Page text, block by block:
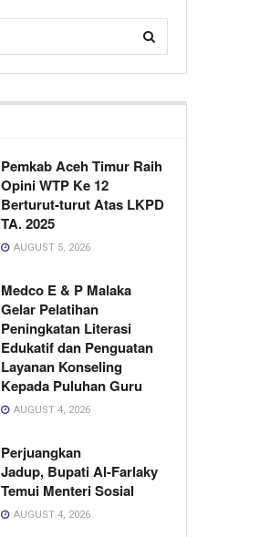
Pemkab Aceh Timur Raih
Opini WTP Ke 12
Berturut-turut Atas LKPD
TA. 2025
AUGUST 5, 2026
Medco E & P Malaka
Gelar Pelatihan
Peningkatan Literasi
Edukatif dan Penguatan
Layanan Konseling
Kepada Puluhan Guru
AUGUST 4, 2026
Perjuangkan
Jadup, Bupati Al-Farlaky
Temui Menteri Sosial
AUGUST 4, 2026